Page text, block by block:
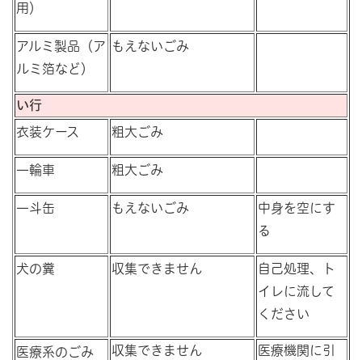
用）
アルミ製品（ア
ルミ箔など）
もえないごみ
い行
衣装ケース 粗大ごみ
一輪車 粗大ごみ
一斗缶 もえないごみ
中身を空にす
る
犬の糞 収集できません
自己処理、ト
イレに流して
ください
医療系のごみ 収集できません
医療機関に引